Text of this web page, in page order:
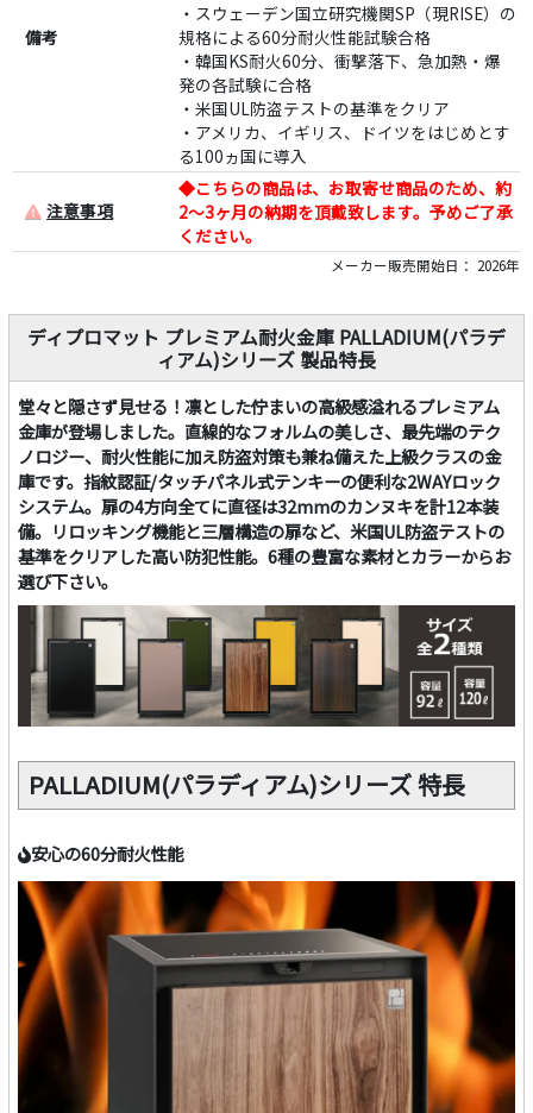
備考
・スウェーデン国立研究機関SP（現RISE）の
規格による60分耐火性能試験合格
・韓国KS耐火60分、衝撃落下、急加熱・爆
発の各試験に合格
・米国UL防盗テストの基準をクリア
・アメリカ、イギリス、ドイツをはじめとす
る100ヵ国に導入
注意事項
◆こちらの商品は、お取寄せ商品のため、約
2～3ヶ月の納期を頂戴致します。予めご了承
ください。
メーカー販売開始日： 2026年
ディプロマット プレミアム耐火金庫 PALLADIUM(パラデ
ィアム)シリーズ 製品特長
堂々と隠さず見せる！凛とした佇まいの高級感溢れるプレミアム
金庫が登場しました。直線的なフォルムの美しさ、最先端のテク
ノロジー、耐火性能に加え防盗対策も兼ね備えた上級クラスの金
庫です。指紋認証/タッチパネル式テンキーの便利な2WAYロック
システム。扉の4方向全てに直径は32mmのカンヌキを計12本装
備。リロッキング機能と三層構造の扉など、米国UL防盗テストの
基準をクリアした高い防犯性能。6種の豊富な素材とカラーからお
選び下さい。
PALLADIUM(パラディアム)シリーズ 特長
安心の60分耐火性能